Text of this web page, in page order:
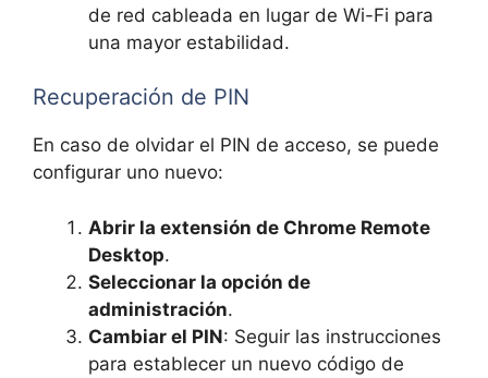
de red cableada en lugar de Wi-Fi para
una mayor estabilidad.
Recuperación de PIN
En caso de olvidar el PIN de acceso, se puede
configurar uno nuevo:
Abrir la extensión de Chrome Remote
Desktop.
Seleccionar la opción de
administración.
Cambiar el PIN: Seguir las instrucciones
para establecer un nuevo código de